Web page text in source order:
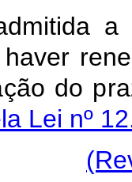
a
do
Lei nº